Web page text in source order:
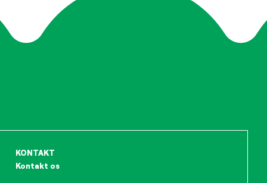
KONTAKT
Kontakt os